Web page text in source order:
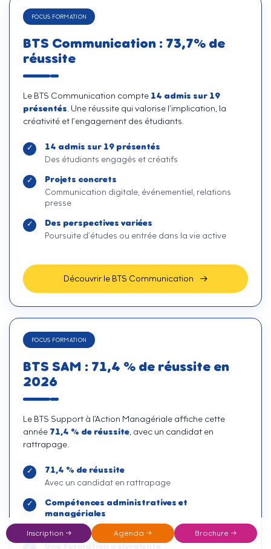
Inscription → Agenda → Brochure →
FOCUS FORMATION
BTS Communication : 73,7% de
réussite
Le BTS Communication compte 14 admis sur 19
présentés . Une réussite qui valorise l’implication, la
créativité et l’engagement des étudiants.
14 admis sur 19 présentés
Des étudiants engagés et créatifs
Projets concrets
Communication digitale, événementiel, relations
presse
Des perspectives variées
Poursuite d’études ou entrée dans la vie active
Découvrir le BTS Communication
FOCUS FORMATION
BTS SAM : 71,4 % de réussite en
2026
Le BTS Support à l’Action Managériale affiche cette
année 71,4 % de réussite , avec un candidat en
rattrapage.
71,4 % de réussite
Avec un candidat en rattrapage
Compétences administratives et
managériales
Coordination, organisation, appui aux managers
Une formation polyvalente